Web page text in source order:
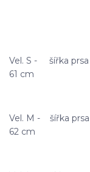
Vel. S - šířka prsa
61 cm
Vel. M - šířka prsa
62 cm